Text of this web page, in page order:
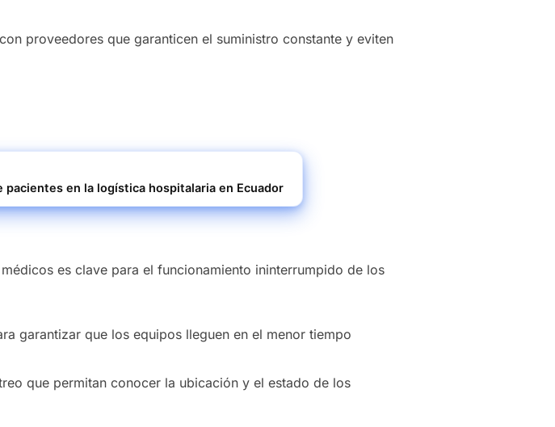
proveedores que garanticen el suministro constante y eviten
pacientes en la logística hospitalaria en Ecuador
es clave para el funcionamiento ininterrumpido de los
garantizar que los equipos lleguen en el menor tiempo
que permitan conocer la ubicación y el estado de los